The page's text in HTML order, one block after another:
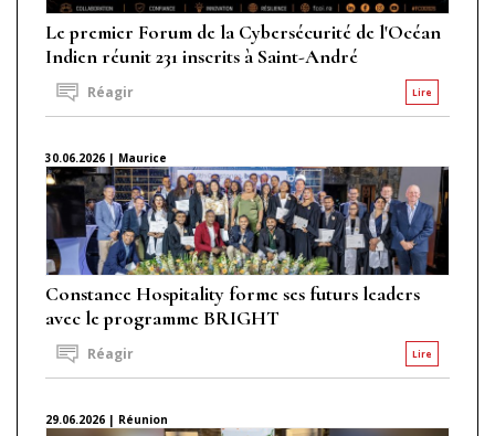
Le premier Forum de la Cybersécurité de l'Océan
Indien réunit 231 inscrits à Saint-André
Lire
Réagir
30.06.2026 | Maurice
Constance Hospitality forme ses futurs leaders
avec le programme BRIGHT
Lire
Réagir
29.06.2026 | Réunion